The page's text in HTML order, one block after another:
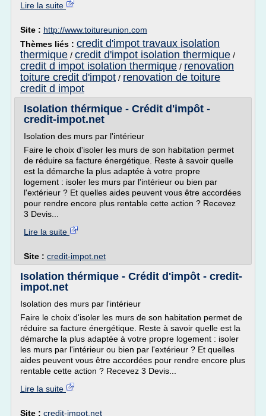
Lire la suite
Site : http://www.toitureunion.com
Thèmes liés : credit d'impot travaux isolation
thermique / credit d'impot isolation thermique /
credit d impot isolation thermique / renovation
toiture credit d'impot / renovation de toiture
credit d impot
Isolation thérmique - Crédit d'impôt -
credit-impot.net
Isolation des murs par l'intérieur
Faire le choix d'isoler les murs de son habitation permet
de réduire sa facture énergétique. Reste à savoir quelle
est la démarche la plus adaptée à votre propre
logement : isoler les murs par l'intérieur ou bien par
l'extérieur ? Et quelles aides peuvent vous être accordées
pour rendre encore plus rentable cette action ? Recevez
3 Devis...
Lire la suite
Site : credit-impot.net
Isolation thérmique - Crédit d'impôt - credit-
impot.net
Isolation des murs par l'intérieur
Faire le choix d'isoler les murs de son habitation permet de
réduire sa facture énergétique. Reste à savoir quelle est la
démarche la plus adaptée à votre propre logement : isoler
les murs par l'intérieur ou bien par l'extérieur ? Et quelles
aides peuvent vous être accordées pour rendre encore plus
rentable cette action ? Recevez 3 Devis...
Lire la suite
Site : credit-impot.net